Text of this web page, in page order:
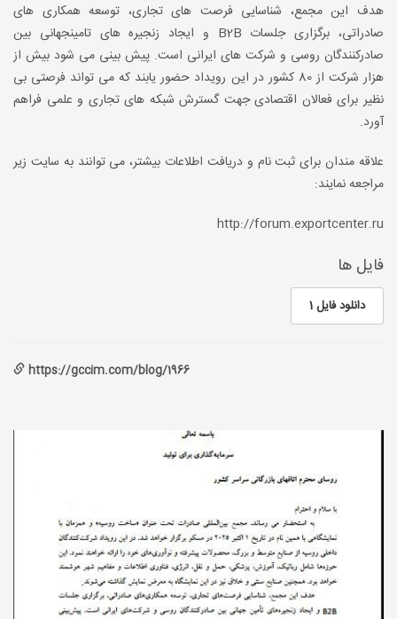
هدف این مجمع، شناسایی فرصت های تجاری، توسعه همکاری های
صادراتی، برگزاری جلسات B2B و ایجاد زنجیره های تامینجهانی بین
صادرکنندگان روسی و شرکت های ایرانی است. پیش بینی می شود بیش از
هزار شرکت از 80 کشور در این رویداد حضور یابند که می تواند فرصتی بی
نظیر برای فعالان اقتصادی جهت گسترش شبکه های تجاری و علمی فراهم
آورد.
علاقه مندان برای ثبت نام و دریافت اطلاعات بیشتر، می توانند به سایت زیر
مراجعه نمایند:
http://forum.exportcenter.ru
فایل ها
دانلود فایل 1
https://gccim.com/blog/1966